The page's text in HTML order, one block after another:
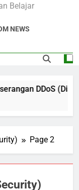
Belajar
NEWS
DDoS
Page 2